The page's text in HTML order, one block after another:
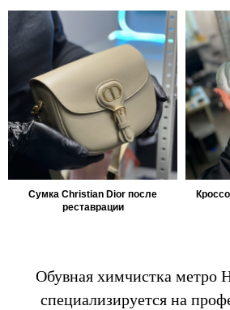
Сумка Christian Dior после
реставрации
Обувная химчистка метро
специализируется на